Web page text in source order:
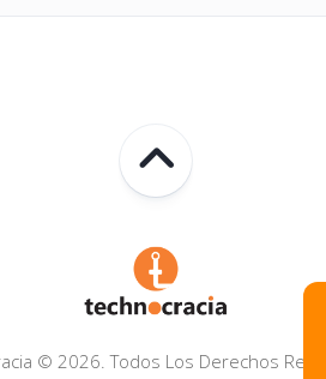
© 2026. Todos Los Derechos